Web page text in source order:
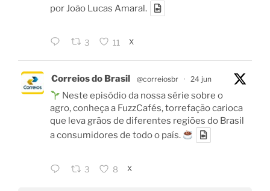
por João Lucas Amaral.
3 11 X
Correios do Brasil @correiosbr · 24 jun
Neste episódio da nossa série sobre o
agro, conheça a FuzzCafés, torrefação carioca
que leva grãos de diferentes regiões do Brasil
a consumidores de todo o país.
3 8 X